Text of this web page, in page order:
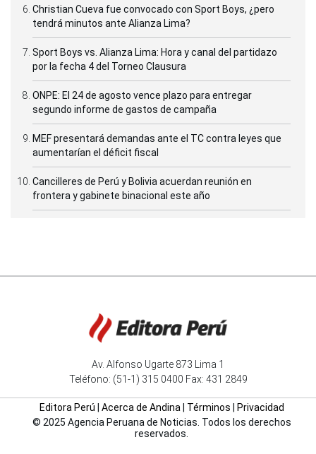
Christian Cueva fue convocado con Sport Boys, ¿pero
tendrá minutos ante Alianza Lima?
Sport Boys vs. Alianza Lima: Hora y canal del partidazo
por la fecha 4 del Torneo Clausura
ONPE: El 24 de agosto vence plazo para entregar
segundo informe de gastos de campaña
MEF presentará demandas ante el TC contra leyes que
aumentarían el déficit fiscal
Cancilleres de Perú y Bolivia acuerdan reunión en
frontera y gabinete binacional este año
Av. Alfonso Ugarte 873 Lima 1
Teléfono: (51-1) 315 0400 Fax: 431 2849
Editora Perú Acerca de Andina Términos
Privacidad
© 2025 Agencia Peruana de Noticias. Todos los derechos
reservados.